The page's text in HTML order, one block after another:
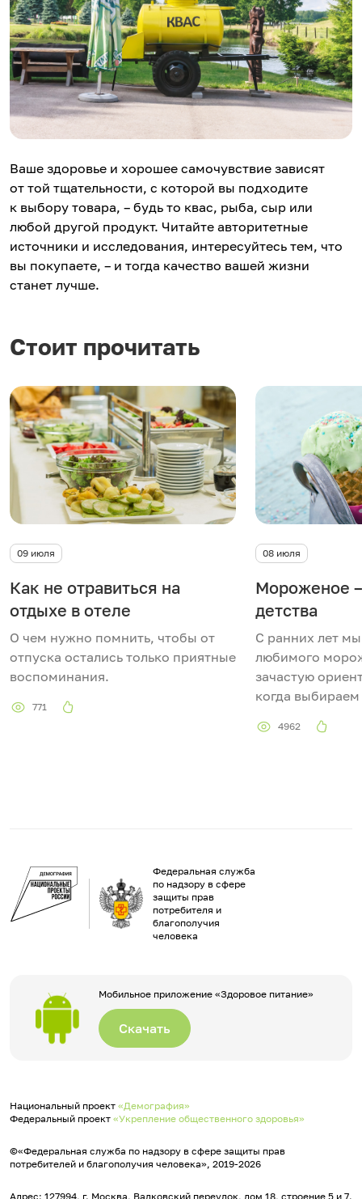
Ваше здоровье и хорошее самочувствие зависят
от той тщательности, с которой вы подходите
к выбору товара, – будь то квас, рыба, сыр или
любой другой продукт. Читайте авторитетные
источники и исследования, интересуйтесь тем, что
вы покупаете, – и тогда качество вашей жизни
станет лучше.
Стоит прочитать
09 июля
Как не отравиться на
отдыхе в отеле
О чем нужно помнить, чтобы от
отпуска остались только приятные
воспоминания.
771
08 июля
Мороженое
детства
С ранних лет
любимого
зачастую
когда
4962
Федеральная служба
по надзору в сфере
защиты прав
потребителя и
благополучия
человека
Мобильное приложение «Здоровое питание»
Скачать
Национальный проект «Демография»
Федеральный проект «Укрепление общественного здоровья»
©«Федеральная служба по надзору в сфере защиты прав
потребителей и благополучия человека», 2019-2026
Адрес: 127994, г. Москва, Вадковский переулок, дом 18, строение 5 и 7.